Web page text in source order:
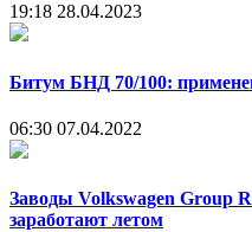
19:18 28.04.2023
Битум БНД 70/100:
06:30 07.04.2022
Заводы Volkswagen Group
заработают летом